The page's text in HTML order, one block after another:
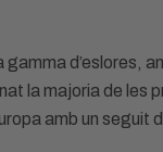
d’eslores,
la majoria de les
amb un seguit